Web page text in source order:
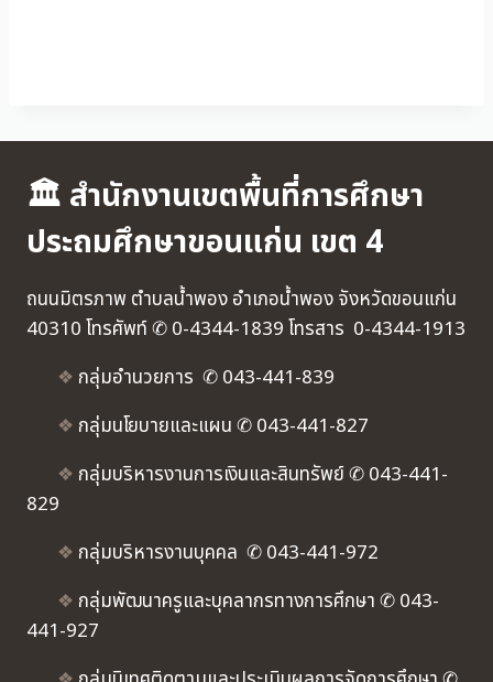
🏛 สำนักงานเขตพื้นที่การศึกษา
ประถมศึกษาขอนแก่น เขต 4
ถนนมิตรภาพ ตำบลน้ำพอง อำเภอน้ำพอง จังหวัดขอนแก่น
40310 โทรศัพท์ ✆ 0-4344-1839 โทรสาร 0-4344-1913
❖ กลุ่มอำนวยการ ✆ 043-441-839
❖ กลุ่มนโยบายและแผน ✆ 043-441-827
❖ กลุ่มบริหารงานการเงินและสินทรัพย์ ✆ 043-441-
829
❖ กลุ่มบริหารงานบุคคล ✆ 043-441-972
❖ กลุ่มพัฒนาครูและบุคลากรทางการศึกษา ✆ 043-
441-927